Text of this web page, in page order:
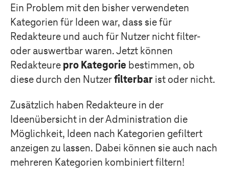
Ein Problem mit den bisher verwendeten
Kategorien für Ideen war, dass sie für
Redakteure und auch für Nutzer nicht filter-
oder auswertbar waren. Jetzt können
Redakteurepro Kategorie bestimmen, ob
diese durch den Nutzerfilterbarist oder nicht.
Zusätzlich haben Redakteure in der
Ideenübersicht in der Administration die
Möglichkeit, Ideen nach Kategorien gefiltert
anzeigen zu lassen. Dabei können sie auch nach
mehreren Kategorien kombiniert filtern!